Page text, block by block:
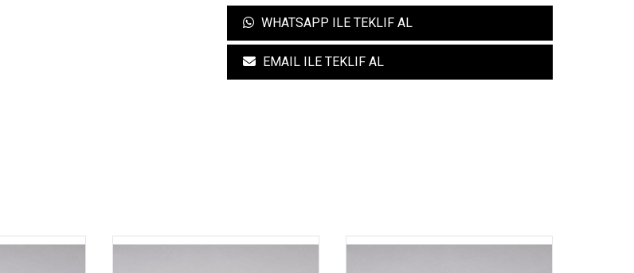
WHATSAPP ILE TEKLIF AL
EMAIL ILE TEKLIF AL